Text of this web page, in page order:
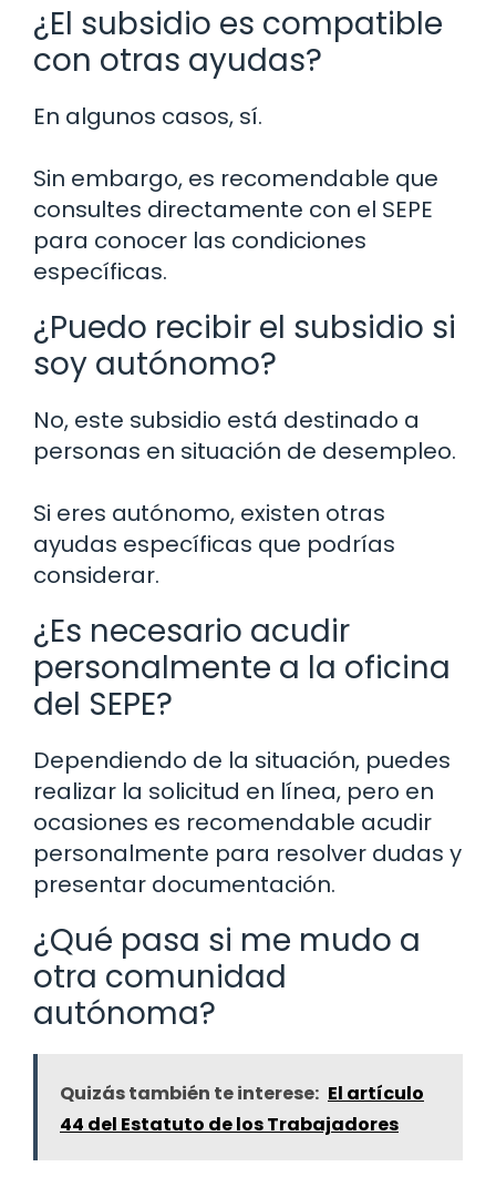
¿El subsidio es compatible
con otras ayudas?
En algunos casos, sí.
Sin embargo, es recomendable que
consultes directamente con el SEPE
para conocer las condiciones
específicas.
¿Puedo recibir el subsidio si
soy autónomo?
No, este subsidio está destinado a
personas en situación de desempleo.
Si eres autónomo, existen otras
ayudas específicas que podrías
considerar.
¿Es necesario acudir
personalmente a la oficina
del SEPE?
Dependiendo de la situación, puedes
realizar la solicitud en línea, pero en
ocasiones es recomendable acudir
personalmente para resolver dudas y
presentar documentación.
¿Qué pasa si me mudo a
otra comunidad
autónoma?
Quizás también te interese: El artículo
44 del Estatuto de los Trabajadores